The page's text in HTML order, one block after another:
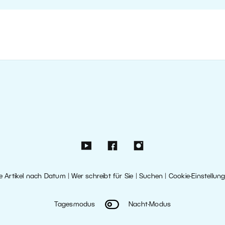
Artikel nach Datum |Wer schreibt für Sie Suchen Cookie-
Tagesmodus Nacht-Modus